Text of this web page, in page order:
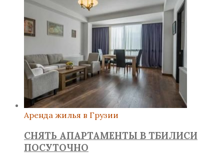
Аренда жилья в Грузии
СНЯТЬ АПАРТАМЕНТЫ В ТБИЛИСИ
ПОСУТОЧНО